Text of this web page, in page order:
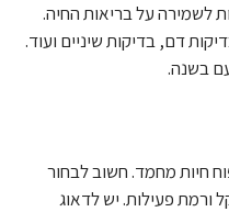
לשמירה על בריאות החיה.
דם, בדיקות שיניים ועוד.
בשנה.
חיות מחמד. חשוב לבחור
ורמת פעילות. יש לדאוג